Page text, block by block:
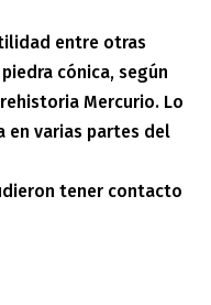
entre otras
cónica, según
Mercurio. Lo
en varias partes del
tener contacto